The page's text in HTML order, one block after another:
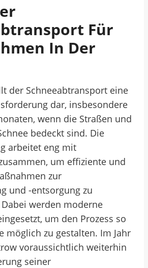
Für
In Der
der Schneeabtransport eine
dar, insbesondere
wenn die Straßen und
bedeckt sind. Die
arbeitet eng mit
um effiziente und
zur
und -entsorgung zu
werden moderne
um den Prozess so
möglich zu gestalten. Im Jahr
voraussichtlich weiterhin
seiner